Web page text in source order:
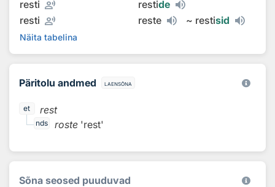
resti record_voice_over restide
resti record_voice_over reste ~ restisid
Näita tabelina
Päritolu andmed laensõna
et rest
nds roste 'rest'
Sõna seosed puuduvad